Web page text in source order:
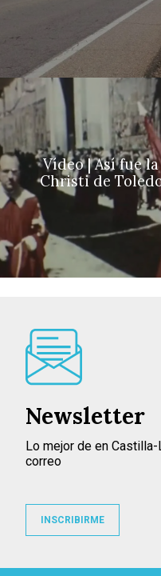
Vídeo | Así fue
Christi de
Newsletter
Lo mejor de en
correo
INSCRIBIRME